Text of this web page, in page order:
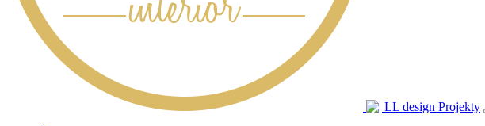
Projekty